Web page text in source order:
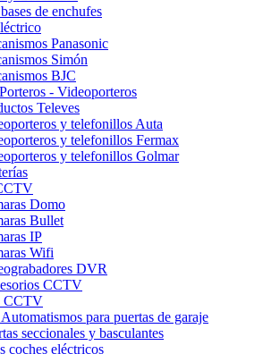
de enchufes
Panasonic
Simón
BJC
- Videoporteros
Televes
y telefonillos Auta
y telefonillos Fermax
y telefonillos Golmar
Domo
Bullet
IP
Wifi
DVR
CCTV
CCTV
para puertas de garaje
seccionales y basculantes
coches eléctricos